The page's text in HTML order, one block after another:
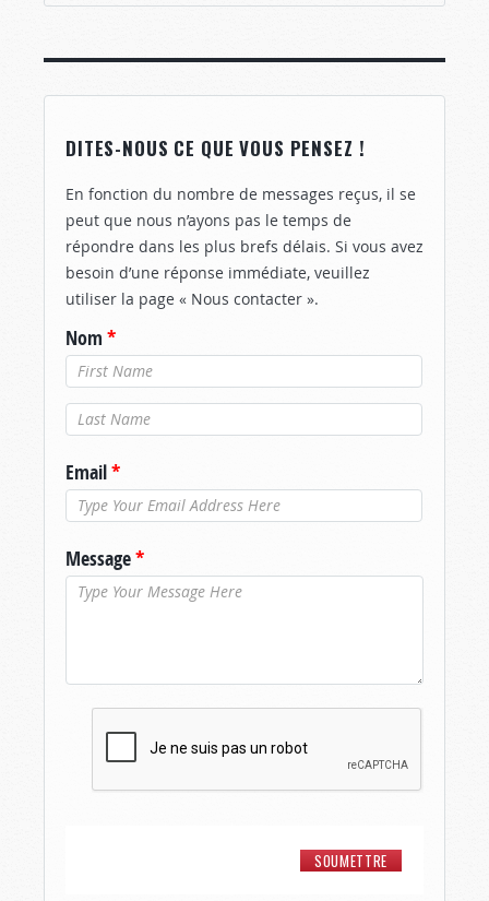
DITES-NOUS CE QUE VOUS PENSEZ !
En fonction du nombre de messages reçus, il se
peut que nous n’ayons pas le temps de
répondre dans les plus brefs délais. Si vous avez
besoin d’une réponse immédiate, veuillez
utiliser la page « Nous contacter ».
Nom *
Nom de
famille*
Email*
Message*